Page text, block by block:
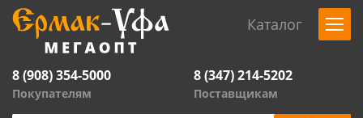
Каталог
8 (908) 354-5000
Покупателям
8 (347) 214-5202
Поставщикам